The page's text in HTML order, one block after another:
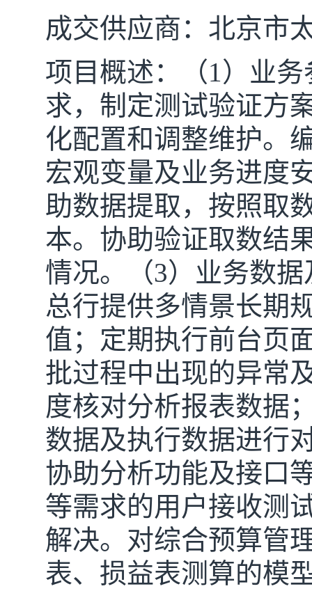
成交供应商： 北京市
项目概述：
（1）业
求，制定测试验证方
化配置和调整维护。
宏观变量及业务进度
助数据提取，按照取
本。协助验证取数结
情况。（3）业务数
总行提供多情景长期
值；定期执行前台页
批过程中出现的异常
度核对分析报表数据
数据及执行数据进行
协助分析功能及接口
等需求的用户接收测
解决。对综合预算管
表、损益表测算的模